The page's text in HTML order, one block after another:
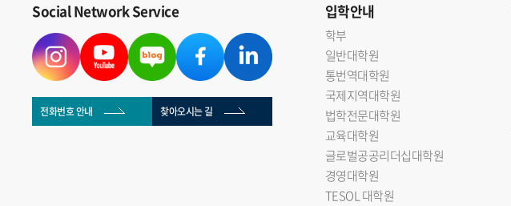
Social Network Service
전화번호 안내 찾아오시는 길
입학안내
학부
일반대학원
통번역대학원
국제지역대학원
법학전문대학원
교육대학원
글로벌공공리더십대학원
경영대학원
TESOL 대학원